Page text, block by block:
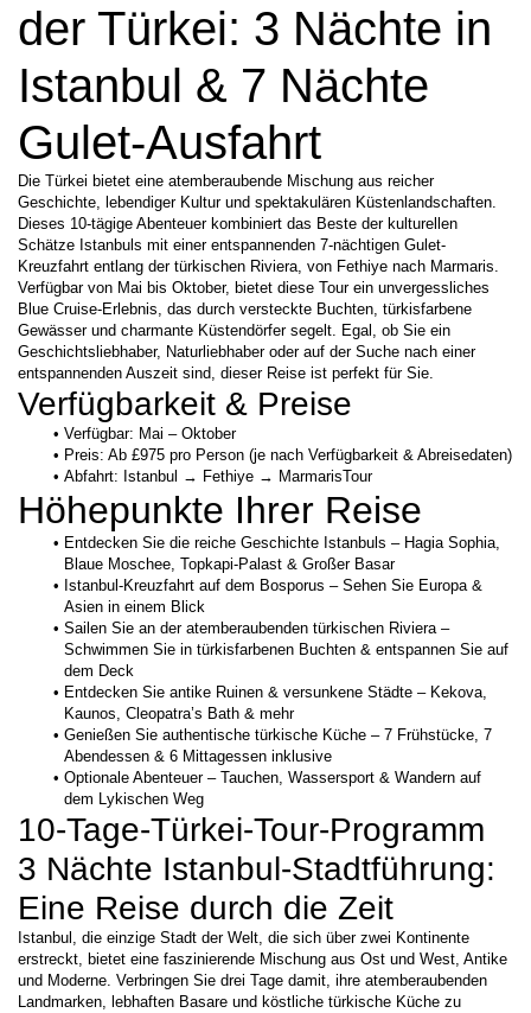
der Türkei: 3 Nächte in
Istanbul & 7 Nächte
Gulet-Ausfahrt
Die Türkei bietet eine atemberaubende Mischung aus reicher
Geschichte, lebendiger Kultur und spektakulären Küstenlandschaften.
Dieses 10-tägige Abenteuer kombiniert das Beste der kulturellen
Schätze Istanbuls mit einer entspannenden 7-nächtigen Gulet-
Kreuzfahrt entlang der türkischen Riviera, von Fethiye nach Marmaris.
Verfügbar von Mai bis Oktober, bietet diese Tour ein unvergessliches
Blue Cruise-Erlebnis, das durch versteckte Buchten, türkisfarbene
Gewässer und charmante Küstendörfer segelt. Egal, ob Sie ein
Geschichtsliebhaber, Naturliebhaber oder auf der Suche nach einer
entspannenden Auszeit sind, dieser Reise ist perfekt für Sie.
Verfügbarkeit & Preise
Verfügbar: Mai – Oktober
Preis: Ab £975 pro Person (je nach Verfügbarkeit & Abreisedaten)
Abfahrt: Istanbul → Fethiye → MarmarisTour
Höhepunkte Ihrer Reise
Entdecken Sie die reiche Geschichte Istanbuls – Hagia Sophia,
Blaue Moschee, Topkapi-Palast & Großer Basar
Istanbul-Kreuzfahrt auf dem Bosporus – Sehen Sie Europa &
Asien in einem Blick
Sailen Sie an der atemberaubenden türkischen Riviera –
Schwimmen Sie in türkisfarbenen Buchten & entspannen Sie auf
dem Deck
Entdecken Sie antike Ruinen & versunkene Städte – Kekova,
Kaunos, Cleopatra’s Bath & mehr
Genießen Sie authentische türkische Küche – 7 Frühstücke, 7
Abendessen & 6 Mittagessen inklusive
Optionale Abenteuer – Tauchen, Wassersport & Wandern auf
dem Lykischen Weg
10-Tage-Türkei-Tour-Programm
3 Nächte Istanbul-Stadtführung:
Eine Reise durch die Zeit
Istanbul, die einzige Stadt der Welt, die sich über zwei Kontinente
erstreckt, bietet eine faszinierende Mischung aus Ost und West, Antike
und Moderne. Verbringen Sie drei Tage damit, ihre atemberaubenden
Landmarken, lebhaften Basare und köstliche türkische Küche zu